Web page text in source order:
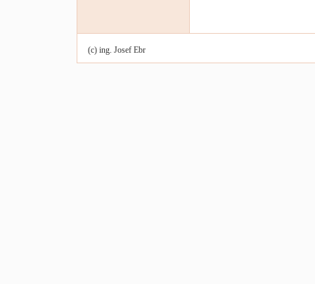
(c) ing. Josef Ebr